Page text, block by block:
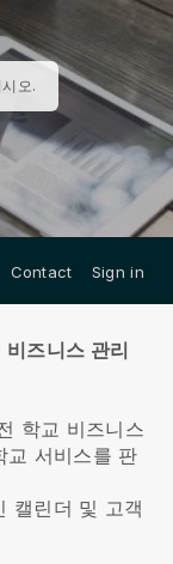
오.
Contact Sign in
비즈니스 관리
학교 비즈니스
교 서비스를 판
캘린더 및 고객